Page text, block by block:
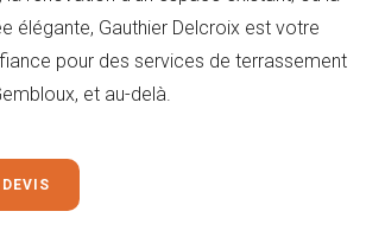
élégante, Gauthier Delcroix est votre
pour des services de terrassement
et au-delà.